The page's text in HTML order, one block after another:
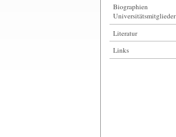
Biographien
Universitätsmitglieder
Literatur
Links